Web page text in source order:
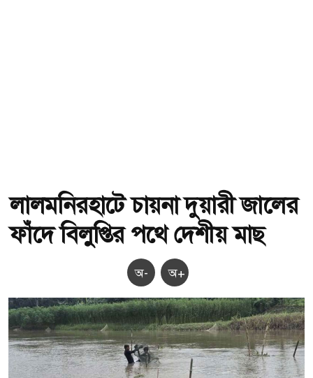
লালমনিরহাটে চায়না দুয়ারী জালের
ফাঁদে বিলুপ্তির পথে দেশীয় মাছ
অ- অ+